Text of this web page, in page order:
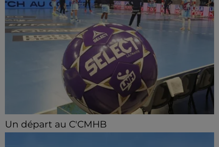
Un départ au C'CMHB
Le club chartrain a officialisé, vendredi 7 août, le